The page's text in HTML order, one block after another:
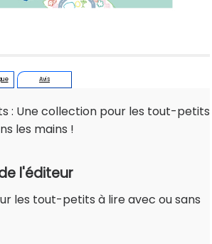
Avis
: Une collection pour les tout-petits
les mains !
l'éditeur
les tout-petits à lire avec ou sans